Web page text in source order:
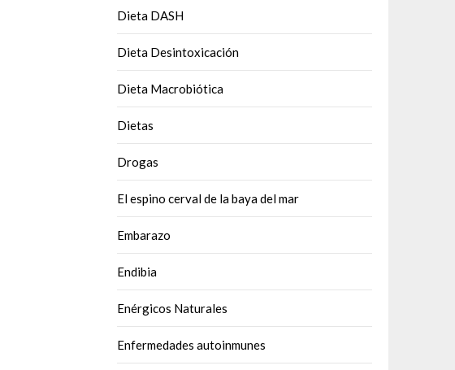
Dieta DASH
Dieta Desintoxicación
Dieta Macrobiótica
Dietas
Drogas
El espino cerval de la baya del mar
Embarazo
Endibia
Enérgicos Naturales
Enfermedades autoinmunes